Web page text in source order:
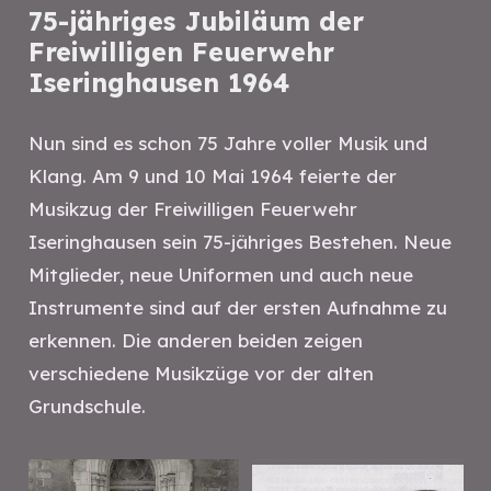
75-jähriges Jubiläum der
Freiwilligen Feuerwehr
Iseringhausen 1964
Nun sind es schon 75 Jahre voller Musik und
Klang. Am 9 und 10 Mai 1964 feierte der
Musikzug der Freiwilligen Feuerwehr
Iseringhausen sein 75-jähriges Bestehen. Neue
Mitglieder, neue Uniformen und auch neue
Instrumente sind auf der ersten Aufnahme zu
erkennen. Die anderen beiden zeigen
verschiedene Musikzüge vor der alten
Grundschule.